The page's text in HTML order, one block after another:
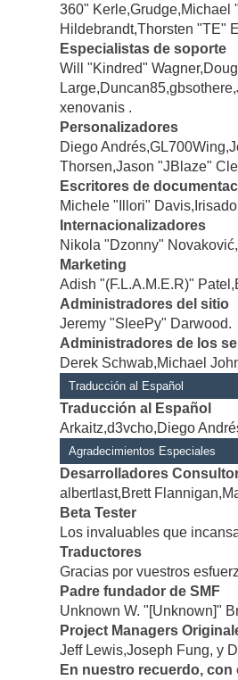
360" Kerle,Grudge,Michael
Hildebrandt,Thorsten "TE"
Especialistas de soporte
Will "Kindred"
xenovanis .
Personalizadores
Diego
Thorsen,Jason "JBlaze"
Escritores de
Michele "Illori"
Internacionalizadores
Nikola "Dzonny"
Marketing
Adish "(F.L.A.M.E.R)"
Administradores del sitio
Jeremy "SleePy" Darwood.
Administradores de los
Derek Schwab,Michael
Traducción al Español
Traducción al Español
Arkaitz,d3vcho,Diego
Agradecimientos Especiales
Desarrolladores
albertlast,Brett
Beta Tester
Los invaluables que
Traductores
Gracias por vuestros
Padre fundador de SMF
Unknown W. "[Unknown]"
Project Managers
Jeff Lewis,Joseph Fung, y
En nuestro recuerdo, con